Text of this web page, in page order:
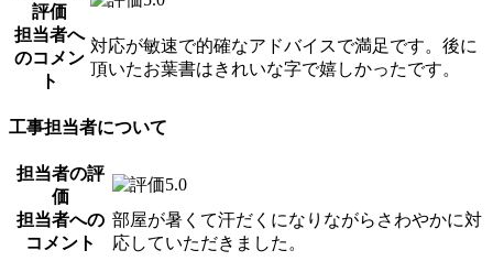
評価
担当者へ
のコメン
ト
対応が敏速で的確なアドバイスで満足です。後に
頂いたお葉書はきれいな字で嬉しかったです。
工事担当者について
担当者の評
価
担当者への
コメント
部屋が暑くて汗だくになりながらさわやかに対
応していただきました。